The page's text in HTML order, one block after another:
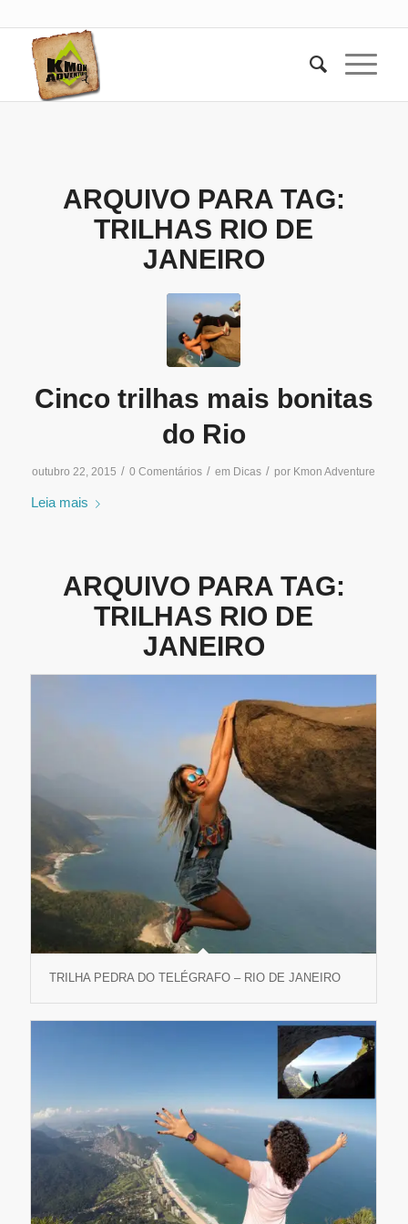
ARQUIVO PARA TAG:
TRILHAS RIO DE
JANEIRO
Cinco trilhas mais bonitas
do Rio
outubro 22, 2015 / 0 Comentários / em Dicas / por Kmon Adventure
Leia mais
ARQUIVO PARA TAG:
TRILHAS RIO DE
JANEIRO
TRILHA PEDRA DO TELÉGRAFO – RIO DE JANEIRO